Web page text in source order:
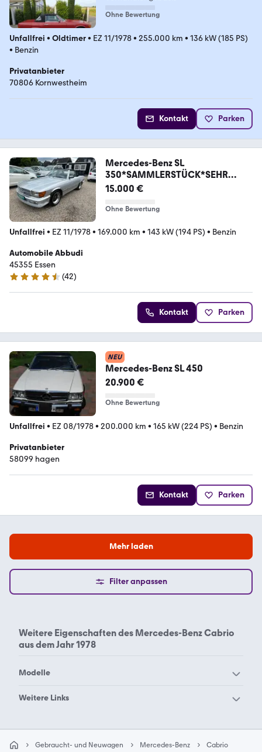
Ohne Bewertung
Unfallfrei • Oldtimer• EZ 11/1978• 255.000 km • 136 kW (185 PS)
• Benzin
Privatanbieter
70806 Kornwestheim
Kontakt Parken
Mercedes-Benz SL
350*SAMMLERSTÜCK*SEHR
SAUBER*TOP AUTO*DEUTSCH
15.000 €
Ohne Bewertung
Unfallfrei • EZ 11/1978• 169.000 km • 143 kW (194 PS) • Benzin
Automobile Abbudi
45355 Essen
4.5 Sterne
(42)
Kontakt Parken
NEU
Mercedes-Benz SL 450
20.900 €
Ohne Bewertung
Unfallfrei • EZ 08/1978• 200.000 km • 165 kW (224 PS) • Benzin
Privatanbieter
58099 hagen
Kontakt Parken
Mehr laden
Filter anpassen
Weitere Eigenschaften des Mercedes-Benz Cabrio
aus dem Jahr 1978
Modelle
Mercedes-Benz 190
Mercedes-Benz 300
Mercedes-Benz 500
Weitere Links
Gebraucht- und Neuwagen Mercedes-Benz Cabrio